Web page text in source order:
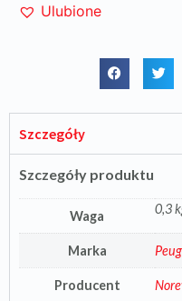
Ulubione
Szczegóły
Szczegóły produktu
Waga 0,3
Marka
Producent